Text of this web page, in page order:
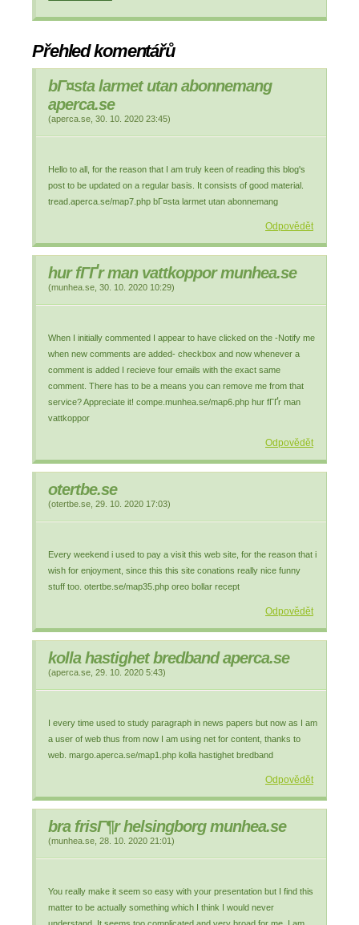
Přehled komentářů
bГ¤sta larmet utan abonnemang
aperca.se
(aperca.se 30. 10. 2020 23:45)
Hello to all, for the reason that I am truly keen of reading this blog's
post to be updated on a regular basis. It consists of good material.
tread.aperca.se/map7.php bГ¤sta larmet utan abonnemang
Odpovědět
hur fГҐr man vattkoppor munhea.se
(munhea.se 30. 10. 2020 10:29)
When I initially commented I appear to have clicked on the -Notify me
when new comments are added- checkbox and now whenever a
comment is added I recieve four emails with the exact same
comment. There has to be a means you can remove me from that
service? Appreciate it! compe.munhea.se/map6.php hur fГҐr man
vattkoppor
Odpovědět
otertbe.se
(otertbe.se 29. 10. 2020 17:03)
Every weekend i used to pay a visit this web site, for the reason that i
wish for enjoyment, since this this site conations really nice funny
stuff too. otertbe.se/map35.php oreo bollar recept
Odpovědět
kolla hastighet bredband aperca.se
(aperca.se 29. 10. 2020 5:43)
I every time used to study paragraph in news papers but now as I am
a user of web thus from now I am using net for content, thanks to
web. margo.aperca.se/map1.php kolla hastighet bredband
Odpovědět
bra frisГ¶r helsingborg munhea.se
(munhea.se 28. 10. 2020 21:01)
You really make it seem so easy with your presentation but I find this
matter to be actually something which I think I would never